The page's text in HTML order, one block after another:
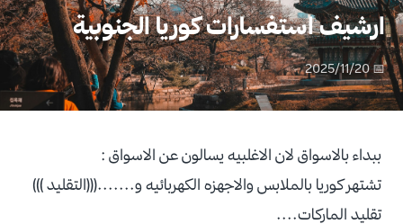
ارشيف استفسارات كوريا الجنوبية
📅 2025/11/20
ببداء بالاسواق لان الاغلبيه يسالون عن الاسواق :
تشتهر كوريا بالملابس والاجهزه الكهربائيه و.......(((التقليد )))
تقليد الماركات....